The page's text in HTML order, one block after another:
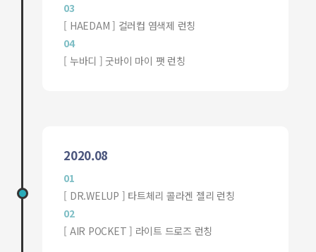
03
[ HAEDAM ] 컬러컵 염색제 런칭
04
[ 누바디 ] 굿바이 마이 팻 런칭
2020.08
01
[ DR.WELUP ] 타트체리 콜라겐 젤리 런칭
02
[ AIR POCKET ] 라이트 드로즈 런칭